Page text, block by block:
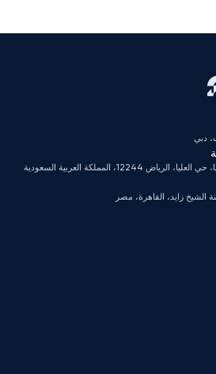
12244، المملكة العربية السعودية